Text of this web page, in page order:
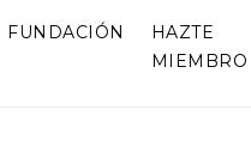
FUNDACIÓN
HAZTE
MIEMBRO